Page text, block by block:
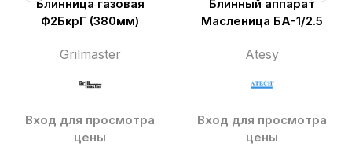
Блинница газовая
Ф2БкрГ (380мм)
Grilmaster
Вход для просмотра
цены
Блинный аппарат
Масленица БА-1/2.5
Atesy
Вход для просмотра
цены